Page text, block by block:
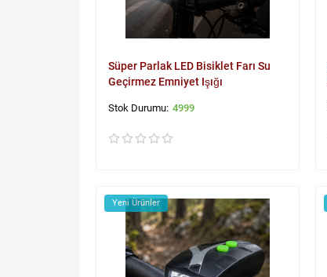
Süper Parlak LED Bisiklet Farı Su
Geçirmez Emniyet Işığı
4999
Yeni Ürünler